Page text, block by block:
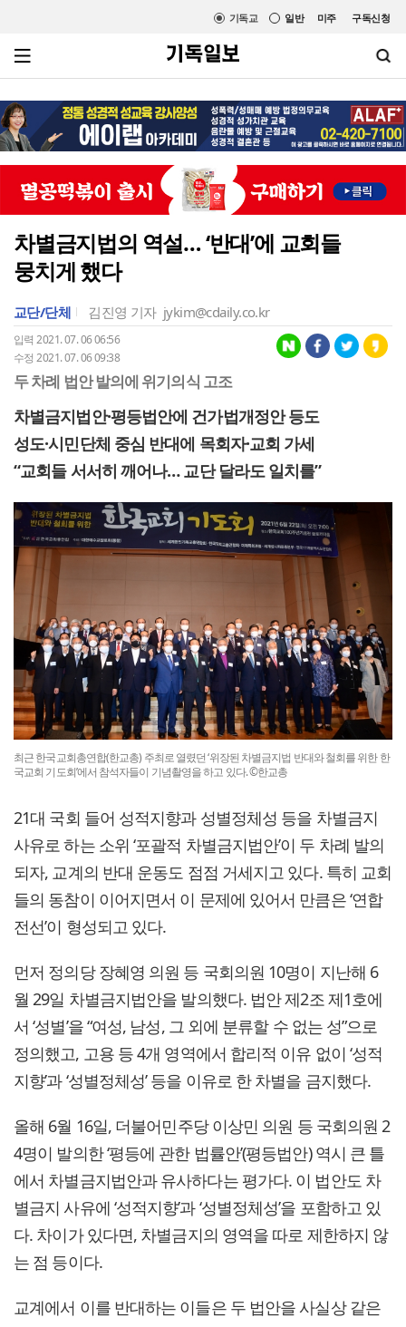
미주 구독신청
일반
기독교
차별금지법의 역설… ‘반대’에 교회들
뭉치게 했다
교단/단체 김진영 기자 jykim@cdaily.co.kr
입력 2021. 07. 06 06:56
수정 2021. 07. 06 09:38
두 차례 법안 발의에 위기의식 고조
차별금지법안·평등법안에 건가법개정안 등도
성도·시민단체 중심 반대에 목회자·교회 가세
“교회들 서서히 깨어나… 교단 달라도 일치를”
최근 한국교회총연합(한교총) 주최로 열렸던 ‘위장된 차별금지법 반대와 철회를 위한 한
국교회 기도회’에서 참석자들이 기념촬영을 하고 있다. ©한교총
21대 국회 들어 성적지향과 성별정체성 등을 차별금지
사유로 하는 소위 ‘포괄적 차별금지법안’이 두 차례 발의
되자, 교계의 반대 운동도 점점 거세지고 있다. 특히 교회
들의 동참이 이어지면서 이 문제에 있어서 만큼은 ‘연합
전선’이 형성되고 있다.
먼저 정의당 장혜영 의원 등 국회의원 10명이 지난해 6
월 29일 차별금지법안을 발의했다. 법안 제2조 제1호에
서 ‘성별’을 “여성, 남성, 그 외에 분류할 수 없는 성”으로
정의했고, 고용 등 4개 영역에서 합리적 이유 없이 ‘성적
지향’과 ‘성별정체성’ 등을 이유로 한 차별을 금지했다.
올해 6월 16일, 더불어민주당 이상민 의원 등 국회의원 2
4명이 발의한 ‘평등에 관한 법률안’(평등법안) 역시 큰 틀
에서 차별금지법안과 유사하다는 평가다. 이 법안도 차
별금지 사유에 ‘성적지향’과 ‘성별정체성’을 포함하고 있
다. 차이가 있다면, 차별금지의 영역을 따로 제한하지 않
는 점 등이다.
교계에서 이를 반대하는 이들은 두 법안을 사실상 같은